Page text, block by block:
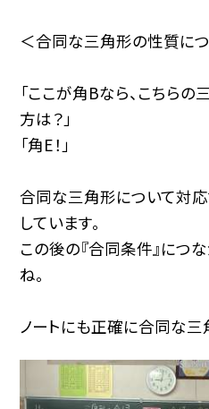
＜合同な三角形の性質に
「ここが角Bなら、こちら
方は？」
「角E！」
合同な三角形について対
しています。
この後の『合同条件』につ
ね。
ノートにも正確に合同な三